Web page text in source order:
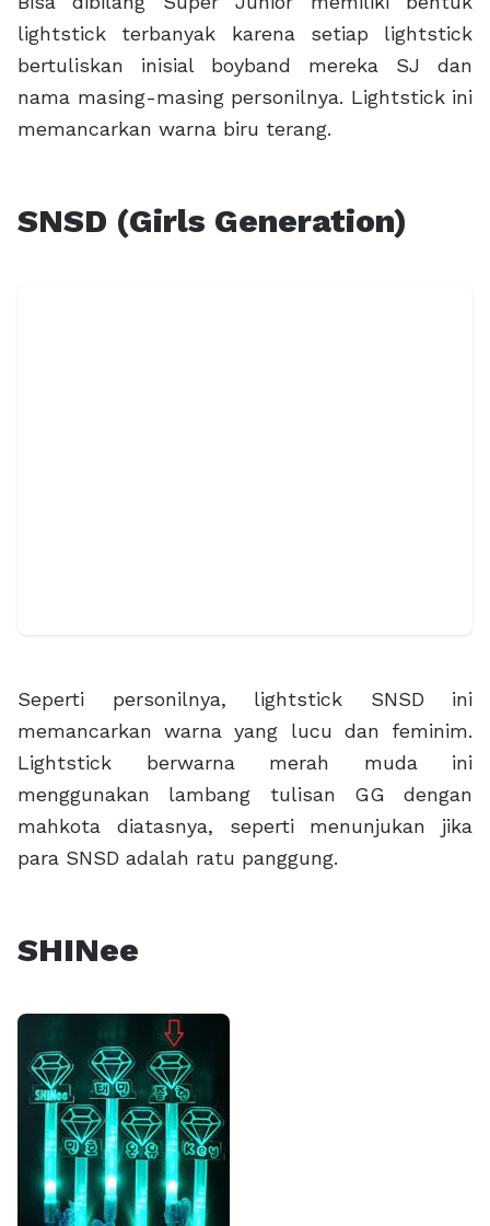
lightstick terbanyak karena setiap lightstick
bertuliskan inisial boyband mereka SJ dan
nama masing-masing personilnya. Lightstick ini
memancarkan warna biru terang.
SNSD (Girls Generation)
Seperti personilnya, lightstick SNSD ini
memancarkan warna yang lucu dan feminim.
Lightstick berwarna merah muda ini
menggunakan lambang tulisan GG dengan
mahkota diatasnya, seperti menunjukan jika
para SNSD adalah ratu panggung.
SHINee